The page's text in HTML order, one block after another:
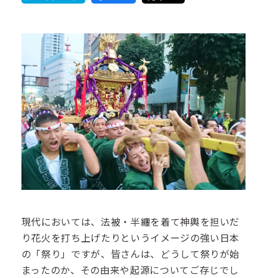
現代においては、法被・半纏を着て神輿を担いだ
り花火を打ち上げたりというイメージの強い日本
の「祭り」ですが、皆さんは、どうして祭りが始
まったのか、その由来や起源についてご存じでし